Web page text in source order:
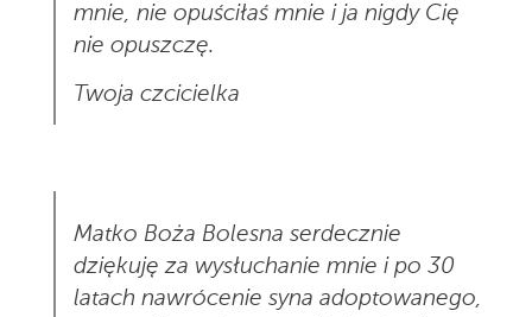
mnie, nie opuściłaś mnie i ja nigdy Cię
nie opuszczę.
Twoja czcicielka
Matko Boża Bolesna serdecznie
dziękuję za wysłuchanie mnie i po 30
latach nawrócenie syna adoptowanego,